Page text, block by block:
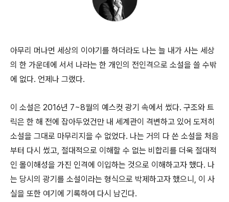
아무리 머나먼 세상의 이야기를 하더라도 나는 늘 내가 사는 세상
의 한 가운데에 서서 나라는 한 개인의 전인격으로 소설을 쓸 수밖
에 없다. 언제나 그랬다.
이 소설은 2016년 7~8월의 예스컷 광기 속에서 썼다. 구조와 트
릭은 한 해 전에 잡아두었건만 내 세계관이 격변하고 있어 도저히
소설을 그대로 마무리지을 수 없었다. 나는 거의 다 쓴 소설을 처음
부터 다시 썼고, 절대적으로 이해할 수 없는 비합리를 더욱 절대적
인 몰이해성을 가진 인격에 이입하는 것으로 이해하고자 했다. 나
는 당시의 광기를 소설이라는 형식으로 박제하고자 했으니, 이 사
실을 또한 여기에 기록하여 다시 남긴다.